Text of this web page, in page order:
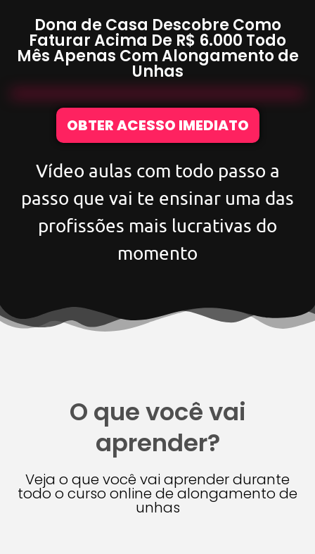
Dona de Casa Descobre Como
Faturar Acima De R$ 6.000 Todo
Mês Apenas ComAlongamento de
Unhas
OBTER ACESSO IMEDIATO
Vídeo aulas com todo passo a
passo que vai te ensinar uma das
profissões mais lucrativas do
momento
O que você vai
aprender?
Veja o que você vai aprender durante
todo o curso online de alongamento de
unhas